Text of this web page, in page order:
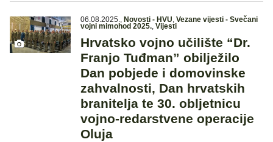
06.08.2025., Novosti - HVU, Vezane vijesti - Svečani
vojni mimohod 2025., Vijesti
Hrvatsko vojno učilište “Dr.
Franjo Tuđman” obilježilo
Dan pobjede i domovinske
zahvalnosti, Dan hrvatskih
branitelja te 30. obljetnicu
vojno-redarstvene operacije
Oluja